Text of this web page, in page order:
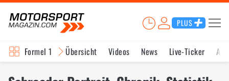
PLUS
Formel 1 Übersicht Videos News Live-Ticker